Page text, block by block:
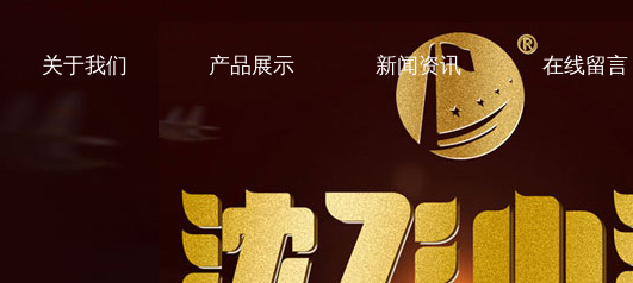
关于我们 产品展示 新闻资讯 在线留言